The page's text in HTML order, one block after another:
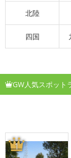
北陸
四国
GW人気スポット
1